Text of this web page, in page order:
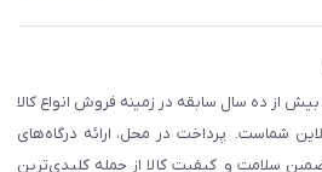
بیش از ده سال سابقه در زمینه فروش انواع کالا
شماست. پرداخت در محل، ارائه درگاه‌های
سلامت و کیفیت کالا از جمله کلیدی‌ترین